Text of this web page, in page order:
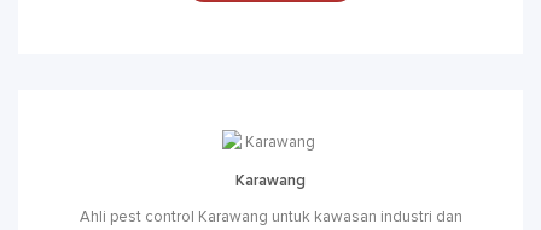
Karawang
Ahli pest control Karawang untuk kawasan industri dan